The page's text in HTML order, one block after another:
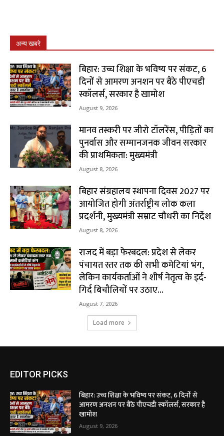
अन्य खबरे
बिहार: उच्च शिक्षा के भविष्य पर संकट, 6
दिनों से आमरण अनशन पर बैठे पीएचडी
स्कॉलर्स, सरकार है खामोश
August 9, 2026
मानव तस्करी पर जीरो टॉलरेंस, पीड़ितों का
पुनर्वास और सम्मानजनक जीवन सरकार
की प्राथमिकता: मुख्यमंत्री
August 8, 2026
बिहार संग्रहालय स्थापना दिवस 2027 पर
आयोजित होगी अंतर्राष्ट्रीय लोक कला
प्रदर्शनी, मुख्यमंत्री सम्राट चौधरी का निर्देश
August 8, 2026
राजद में बड़ा फेरबदल: प्रदेश से लेकर
पंचायत स्तर तक की सभी कमेटियां भंग,
लेकिन कार्यकर्ताओं ने शीर्ष नेतृत्व के इर्द-
गिर्द बिचौलियों पर उठाए...
August 7, 2026
Load more
EDITOR PICKS
बिहार: उच्च शिक्षा के भविष्य पर संकट, 6 दिनों से
आमरण अनशन पर बैठे पीएचडी स्कॉलर्स, सरकार है
खामोश
August 9, 2026